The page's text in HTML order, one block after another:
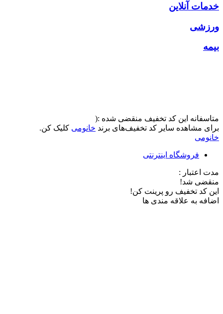
خدمات آنلاین
ورزشی
بیمه
متاسفانه این کد تخفیف منقضی شده :(
برای مشاهده سایر کد تخفیف‌های برند خانومی کلیک کن.
خانومی
فروشگاه اینترنتی
مدت اعتبار :
منقضی شد!
این کد تخفیف رو پرینت کن!
اضافه به علاقه مندی ها